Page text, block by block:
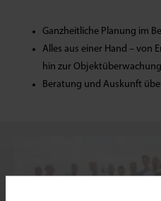
Ganzheitliche Planung im
Alles aus einer Hand – von
hin zur Objektüberwachung
Beratung und Auskunft